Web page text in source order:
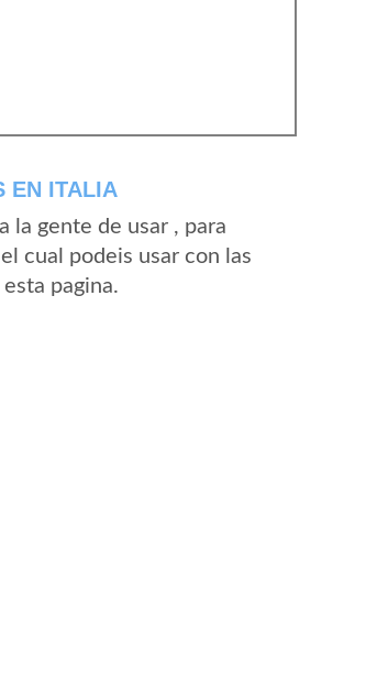
EN ITALIA
la gente de usar , para
cual podeis usar con las
pagina.